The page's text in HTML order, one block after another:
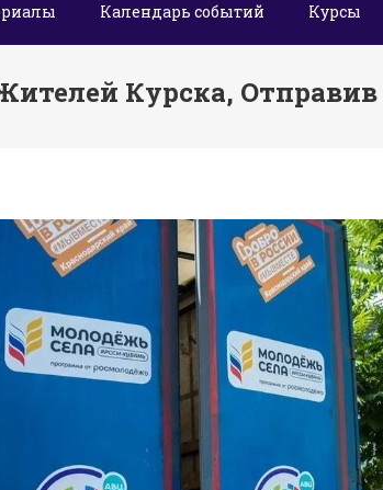
Календарь событий Курсы
Курска,